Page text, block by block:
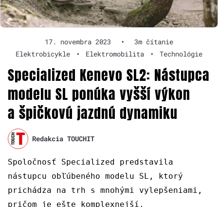
17. novembra 2023 •
3m čítanie
Elektrobicykle
• Elektromobilita • Technológie
Specialized Kenevo SL2: Nástupca
modelu SL ponúka vyšší výkon
a špičkovú jazdnú dynamiku
Redakcia TOUCHIT
Spoločnosť Specialized predstavila
nástupcu obľúbeného modelu SL, ktorý
prichádza na trh s mnohými vylepšeniami,
pričom je ešte komplexnejší.